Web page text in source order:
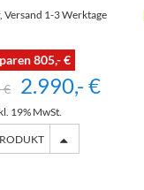
Versand 1-3 Werktage
805,- €
€
2.990,- €
19% MwSt.